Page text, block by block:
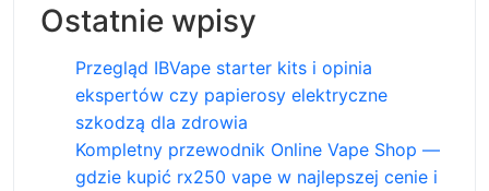
Ostatnie wpisy
Przegląd IBVape starter kits i opinia
ekspertów czy papierosy elektryczne
szkodzą dla zdrowia
Kompletny przewodnik Online Vape Shop —
gdzie kupić rx250 vape w najlepszej cenie i